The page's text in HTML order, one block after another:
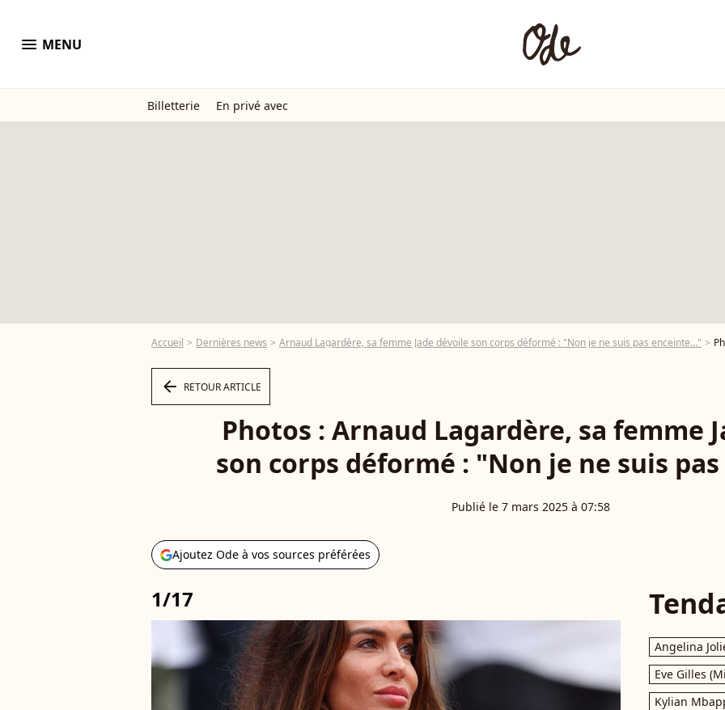
menu MENU
Billetterie En privé avec
Accueil Dernières news Arnaud Lagardère, sa femme Jade dévoile son corps déformé : "Non je ne suis pas enceinte…"
arrow_left RETOUR ARTICLE
Photos : Arnaud Lagardère, sa femme
son corps déformé : "Non je ne suis
Publié le 7 mars 2025 à 07:58
Ajoutez Ode à vos sources préférées
1/17
Angelina
Eve Gilles
Kylian